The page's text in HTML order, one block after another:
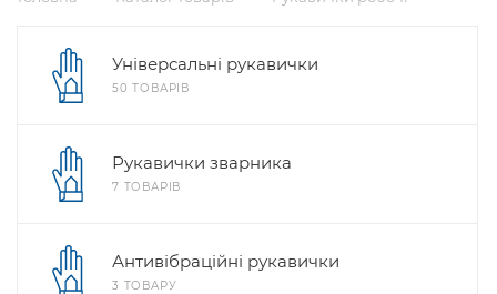
Універсальні рукавички
50 ТОВАРІВ
Рукавички зварника
7 ТОВАРІВ
Антивібраційні рукавички
3 ТОВАРУ